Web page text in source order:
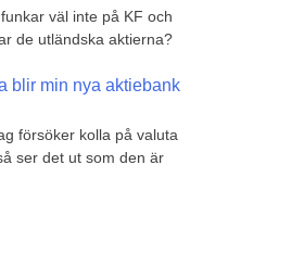
väl inte på KF och
de utländska aktierna?
blir min nya aktiebank
försöker kolla på valuta
ser det ut som den är